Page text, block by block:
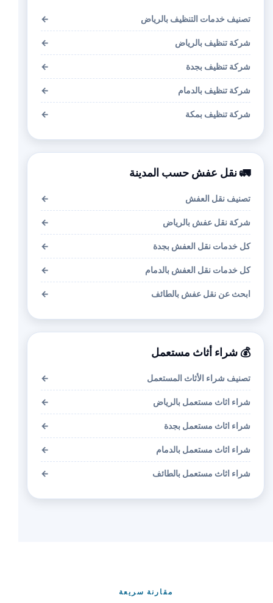
تصنيف خدمات التنظيف بالرياض ←
شركة تنظيف بالرياض ←
شركة تنظيف بجدة ←
شركة تنظيف بالدمام ←
شركة تنظيف بمكة ←
🚛 نقل عفش حسب المدينة
تصنيف نقل العفش ←
شركة نقل عفش بالرياض ←
كل خدمات نقل العفش بجدة ←
كل خدمات نقل العفش بالدمام ←
ابحث عن نقل عفش بالطائف ←
💰 شراء أثاث مستعمل
تصنيف شراء الأثاث المستعمل ←
شراء اثاث مستعمل بالرياض ←
شراء اثاث مستعمل بجدة ←
شراء اثاث مستعمل بالدمام ←
شراء اثاث مستعمل بالطائف ←
مقارنة سريعة